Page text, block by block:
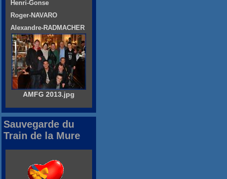
Henri-Gonse
Roger-NAVARO
Alexandre-RADMACHER
AMFG 2013.jpg
Sauvegarde du
Train de la Mure